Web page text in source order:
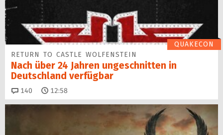
QUAKECON
RETURN TO CASTLE WOLFENSTEIN
Nach über 24 Jahren ungeschnitten in
Deutschland verfügbar
140 Kommentare
12:58